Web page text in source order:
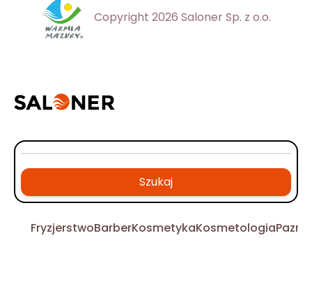
Copyright 2026 Saloner Sp. z o.o.
Szukaj
FryzjerstwoBarberKosmetykaKosmetologia